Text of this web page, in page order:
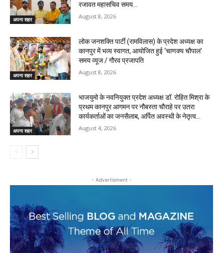
अपना शहर
रजावत महासचिव समय...
August 8, 2026
अपना शहर
लोक जनशक्ति पार्टी (रामविलास) के प्रदेश अध्यक्ष का
कानपुर में भव्य स्वागत, आयोजित हुई ‘चाणक्य चौपाल’ ​
समय व्यूज / गौरव प्रजापति
August 8, 2026
अपना शहर
भाजयुमो के नवनियुक्त प्रदेश अध्यक्ष डॉ. रोहित मिश्रा के
प्रथम कानपुर आगमन पर नौबस्ता चौराहे पर उतरा
कार्यकर्ताओं का जनसैलाब, अर्पित अवस्थी के नेतृत्व...
August 4, 2026
- Advertisment -